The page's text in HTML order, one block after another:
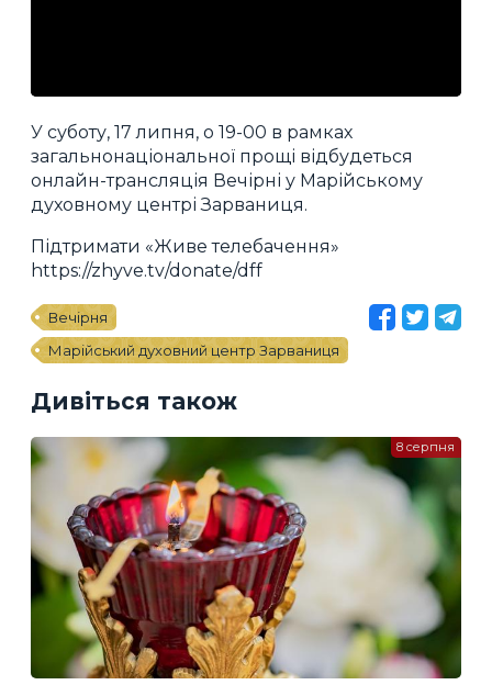
У суботу, 17 липня, о 19-00 в рамках
загальнонаціональної прощі відбудеться
онлайн-трансляція Вечірні у Марійському
духовному центрі Зарваниця.
Підтримати «Живе телебачення»
https://zhyve.tv/donate/dff
Вечірня
Марійський духовний центр Зарваниця
Дивіться також
8 серпня